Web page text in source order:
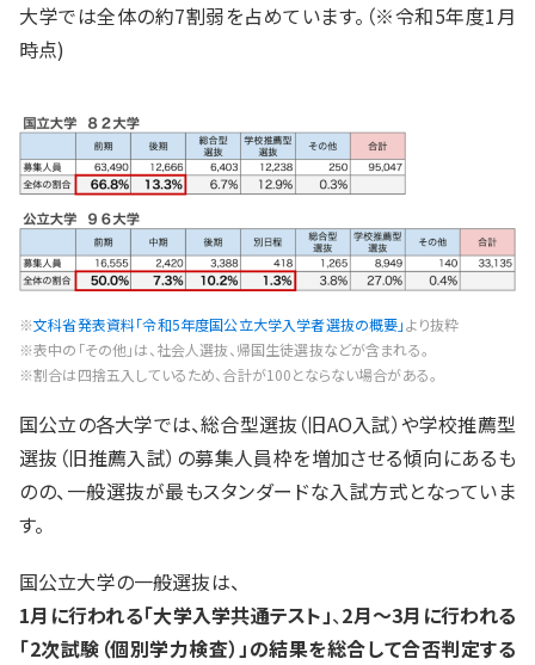
大学では全体の約7割弱を占めています。（※令和5年度1月
時点)
※文科省発表資料「令和5年度国公立大学入学者選抜の概要」より抜粋
※表中の「その他」は、社会人選抜、帰国生徒選抜などが含まれる。
※割合は四捨五入しているため、合計が100とならない場合がある。
国公立の各大学では、総合型選抜（旧AO入試）や学校推薦型
選抜（旧推薦入試）の募集人員枠を増加させる傾向にあるも
のの、一般選抜が最もスタンダードな入試方式となっていま
す。
国公立大学の一般選抜は、
1月に行われる「大学入学共通テスト」、2月〜3月に行われる
「2次試験（個別学力検査）」の結果を総合して合否判定する